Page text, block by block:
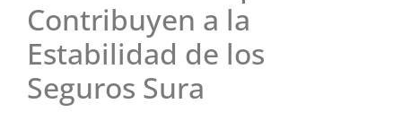
Contribuyen a la
Estabilidad de los
Seguros Sura